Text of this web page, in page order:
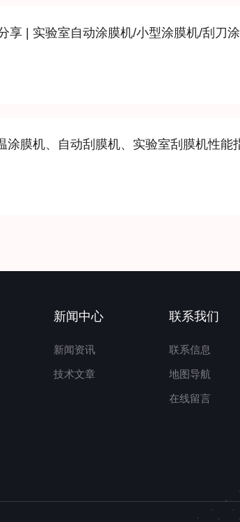
享 | 实验室自动涂膜机/小型涂膜机/刮刀
涂膜机、自动刮膜机、实验室刮膜机性能
新闻中心
新闻资讯
技术文章
联系我们
联系信息
地图导航
在线留言